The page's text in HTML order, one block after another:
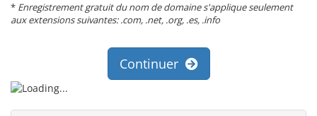
* Enregistrement gratuit du nom de domaine s'applique seulement
aux extensions suivantes: .com, .net, .org, .es, .info
Continuer